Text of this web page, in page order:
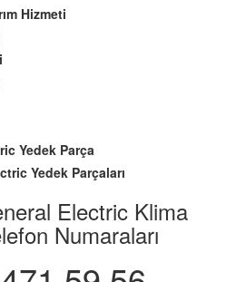
Hizmeti
Yedek Parça
Yedek Parçaları
Electric Klima
Numaraları